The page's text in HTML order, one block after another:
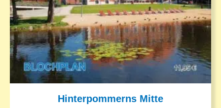
Hinterpommerns Mitte